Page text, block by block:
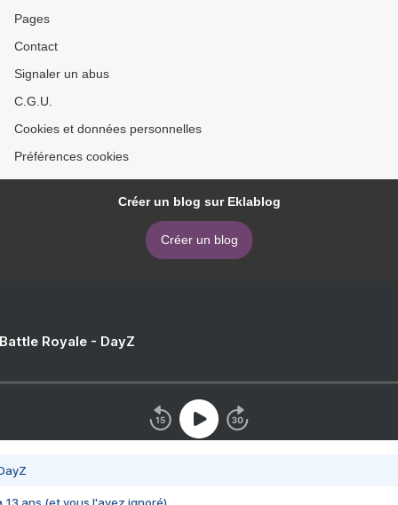
Pages
Contact
Signaler un abus
C.G.U.
Cookies et données personnelles
Préférences cookies
Créer un blog sur Eklablog
Créer un blog
Royale - DayZ